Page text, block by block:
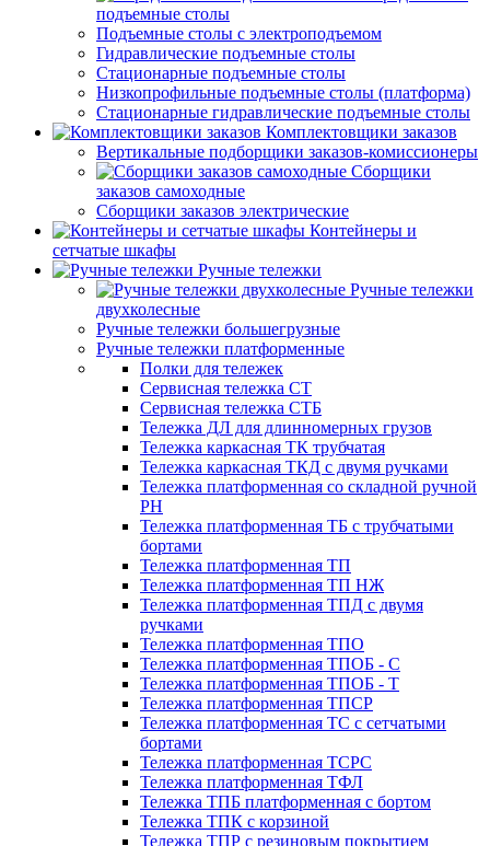
подъемные столы
Подъемные столы с электроподъемом
Гидравлические подъемные столы
Стационарные подъемные столы
Низкопрофильные подъемные столы (платформа)
Стационарные гидравлические подъемные столы
Комплектовщики заказов
Вертикальные подборщики заказов-комиссионеры
Сборщики
заказов самоходные
Сборщики заказов электрические
Контейнеры и
сетчатые шкафы
Ручные тележки
Ручные тележки
двухколесные
Ручные тележки большегрузные
Ручные тележки платформенные
Полки для тележек
Сервисная тележка СТ
Сервисная тележка СТБ
Тележка ДЛ для длинномерных грузов
Тележка каркасная ТК трубчатая
Тележка каркасная ТКД с двумя ручками
Тележка платформенная со складной ручной
PH
Тележка платформенная ТБ с трубчатыми
бортами
Тележка платформенная ТП
Тележка платформенная ТП НЖ
Тележка платформенная ТПД с двумя
ручками
Тележка платформенная ТПО
Тележка платформенная ТПОБ - С
Тележка платформенная ТПОБ - Т
Тележка платформенная ТПСР
Тележка платформенная ТС с сетчатыми
бортами
Тележка платформенная ТСРС
Тележка платформенная ТФЛ
Тележка ТПБ платформенная с бортом
Тележка ТПК с корзиной
Тележка ТПР с резиновым покрытием